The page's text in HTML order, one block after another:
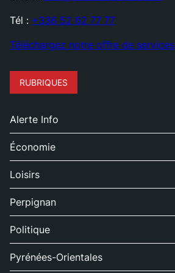
Tél : +336 52 62 77 77
Téléchargez notre offre de services
RUBRIQUES
Alerte Info
Économie
Loisirs
Perpignan
Politique
Pyrénées-Orientales